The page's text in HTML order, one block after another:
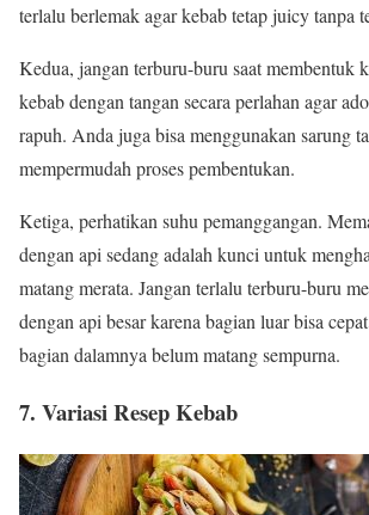
terlalu berlemak agar kebab tetap juicy tanpa
Kedua, jangan terburu-buru saat membentuk
kebab dengan tangan secara perlahan agar
rapuh. Anda juga bisa menggunakan sarung
mempermudah proses pembentukan.
Ketiga, perhatikan suhu pemanggangan.
dengan api sedang adalah kunci untuk
matang merata. Jangan terlalu terburu-buru
dengan api besar karena bagian luar bisa
bagian dalamnya belum matang sempurna.
7. Variasi Resep Kebab